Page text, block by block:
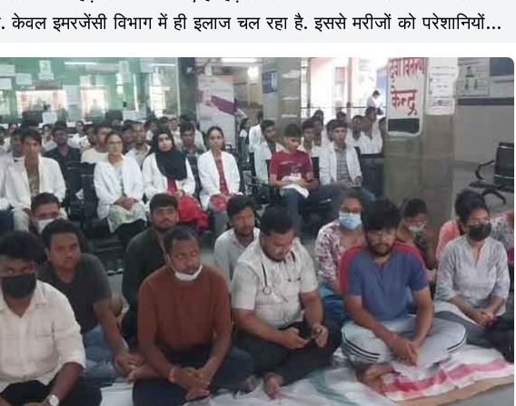
केवल इमरजेंसी विभाग में ही इलाज चल रहा है. इससे मरीजों को परेशानियों
है.